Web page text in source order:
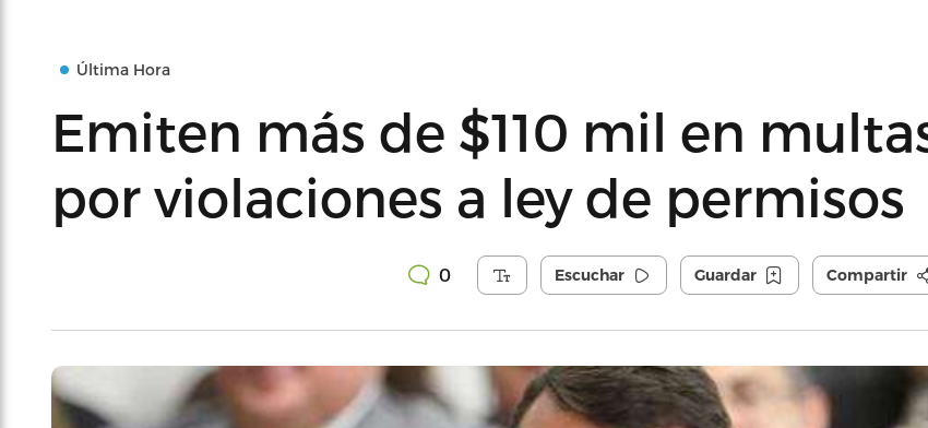
Última Hora
Emiten más de $110 mil en
por violaciones a ley de permisos
0 Escuchar Guardar Compartir